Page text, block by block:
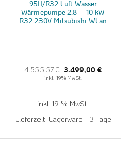
95II/R32 Luft Wasser
Wärmepumpe 2,8 – 10 kW
R32 230V Mitsubishi WLan
4.555,57€ Ursprünglicher
Preis
war:
3.499,00 €
inkl. 19% MwSt.
inkl. 19 % MwSt.
Lieferzeit: Lagerware - 3 Tage